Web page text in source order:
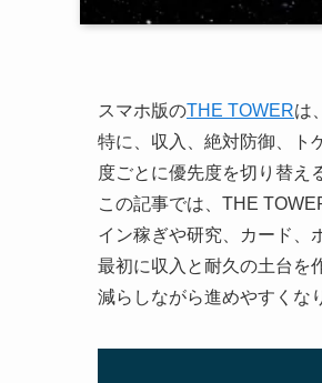
スマホ版のTHE TOWERは
特に、収入、絶対防御、ト
度ごとに優先度を切り替え
この記事では、THE
イン稼ぎや研究、カード、
最初に収入と耐久の土台を
減らしながら進めやすくな